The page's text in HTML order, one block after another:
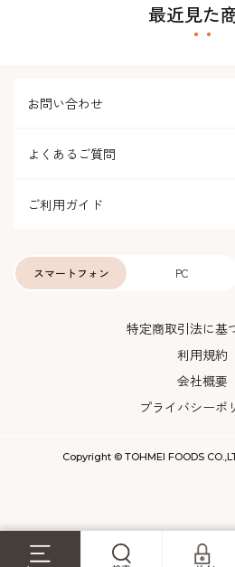
最近見た
お問い合わせ
よくあるご質問
ご利用ガイド
PC
スマートフォン
特定商取引法に基
利用規約
会社概要
プライバシーポ
Copyright © TOHMEI FOODS